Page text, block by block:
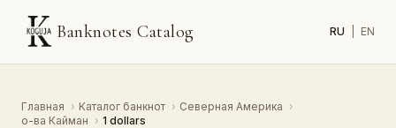
Banknotes Catalog RU EN
Главная › Каталог банкнот › Северная Америка ›
о-ва Кайман › 1 dollars